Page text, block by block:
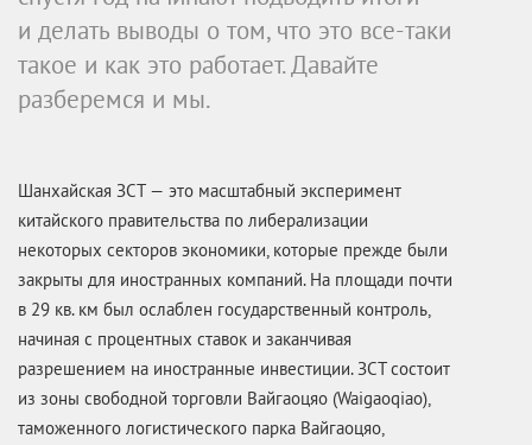
и делать выводы о том, что это все-таки
такое и как это работает. Давайте
разберемся и мы.
Шанхайская ЗСТ — это масштабный эксперимент
китайского правительства по либерализации
некоторых секторов экономики, которые прежде были
закрыты для иностранных компаний. На площади почти
в 29 кв. км был ослаблен государственный контроль,
начиная с процентных ставок и заканчивая
разрешением на иностранные инвестиции. ЗСТ состоит
из зоны свободной торговли Вайгаоцяо (Waigaoqiao),
таможенного логистического парка Вайгаоцяо,